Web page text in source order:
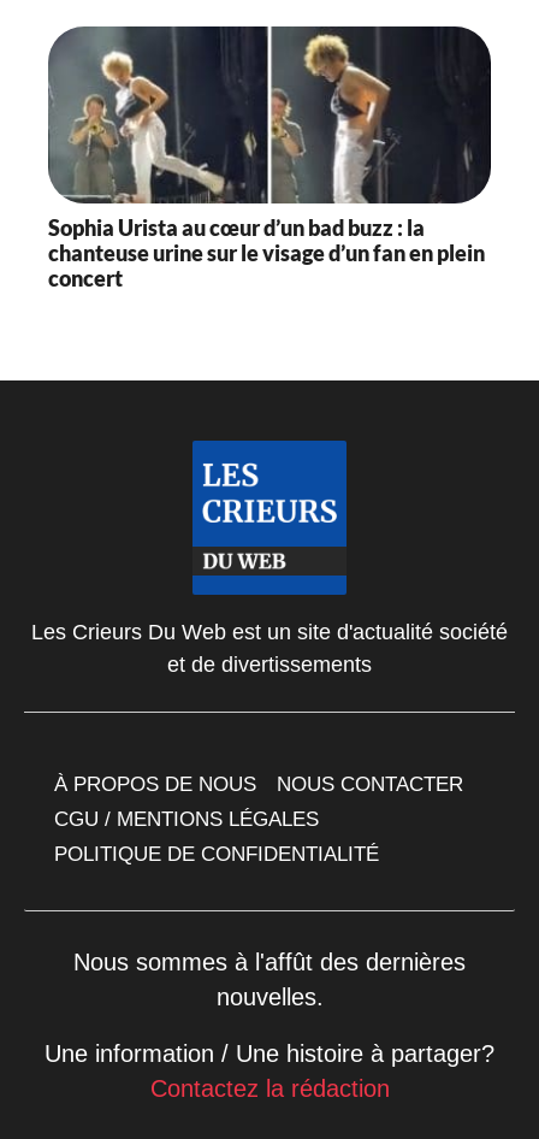
Sophia Urista au cœur d’un bad buzz : la
chanteuse urine sur le visage d’un fan en plein
concert
Les Crieurs Du Web est un site d'actualité société
et de divertissements
À PROPOS DE NOUS
NOUS CONTACTER
CGU / MENTIONS LÉGALES
POLITIQUE DE CONFIDENTIALITÉ
Nous sommes à l'affût des dernières
nouvelles.
Une information / Une histoire à partager?
Contactez la rédaction